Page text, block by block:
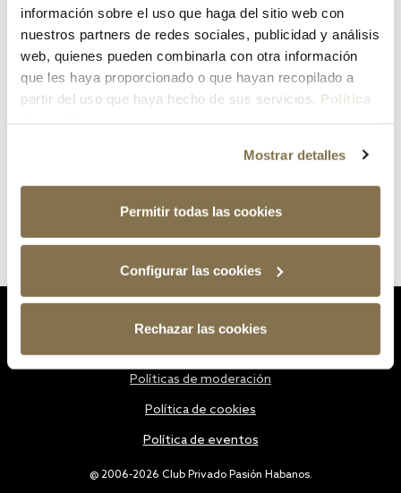
información sobre el uso que haga del sitio web con
nuestros partners de redes sociales, publicidad y análisis
web, quienes pueden combinarla con otra información
que les haya proporcionado o que hayan recopilado a
partir del uso que haya hecho de sus servicios. Política
Mostrar detalles
Permitir todas las cookies
Configurar las cookies
Rechazar las cookies
¿Has olvidado tu contraseña?
@ 2006-2026 Club Privado Pasión Habanos.
Políticas de moderación
Política de cookies
Política de eventos